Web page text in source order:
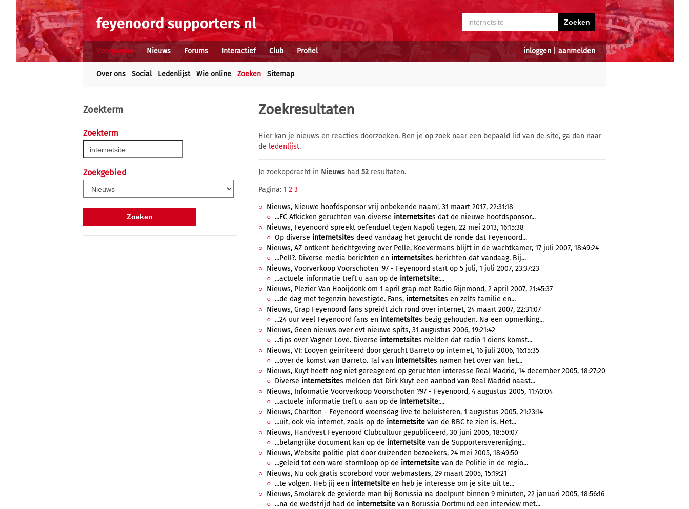
inloggen aanmelden
Voorpagina Nieuws Forums Interactief Club Profiel
Over ons Social Ledenlijst Wie online Zoeken Sitemap
Zoekterm
Zoekterm
Zoekgebied
Zoekresultaten
Hier kan je nieuws en reacties doorzoeken. Ben je op zoek naar een bepaald lid van de site, ga dan naar
de ledenlijst.
Je zoekopdracht in Nieuws had 52 resultaten.
Pagina: 1 2 3
Nieuws, Nieuwe hoofdsponsor vrij onbekende naam', 31 maart 2017, 22:31:18
...FC Afkicken geruchten van diverse internetsites dat de nieuwe hoofdsponsor...
Nieuws, Feyenoord spreekt oefenduel tegen Napoli tegen, 22 mei 2013, 16:15:38
Op diverse internetsites deed vandaag het gerucht de ronde dat Feyenoord...
Nieuws, AZ ontkent berichtgeving over Pelle, Koevermans blijft in de wachtkamer, 17 juli 2007, 18:49:24
...Pell?. Diverse media berichten en internetsites berichten dat vandaag. Bij...
Nieuws, Voorverkoop Voorschoten '97 - Feyenoord start op 5 juli, 1 juli 2007, 23:37:23
...actuele informatie treft u aan op de internetsite:...
Nieuws, Plezier Van Hooijdonk om 1 april grap met Radio Rijnmond, 2 april 2007, 21:45:37
...de dag met tegenzin bevestigde. Fans, internetsites en zelfs familie en...
Nieuws, Grap Feyenoord fans spreidt zich rond over internet, 24 maart 2007, 22:31:07
...24 uur veel Feyenoord fans en internetsites bezig gehouden. Na een opmerking...
Nieuws, Geen nieuws over evt nieuwe spits, 31 augustus 2006, 19:21:42
...tips over Vagner Love. Diverse internetsites melden dat radio 1 diens komst...
Nieuws, VI: Looyen geirriteerd door gerucht Barreto op internet, 16 juli 2006, 16:15:35
...over de komst van Barreto. Tal van internetsites namen het over van het...
Nieuws, Kuyt heeft nog niet gereageerd op geruchten interesse Real Madrid, 14 december 2005, 18:27:20
Diverse internetsites melden dat Dirk Kuyt een aanbod van Real Madrid naast...
Nieuws, Informatie Voorverkoop Voorschoten ?97 - Feyenoord, 4 augustus 2005, 11:40:04
...actuele informatie treft u aan op de internetsite:...
Nieuws, Charlton - Feyenoord woensdag live te beluisteren, 1 augustus 2005, 21:23:14
...uit, ook via internet, zoals op de internetsite van de BBC te zien is. Het...
Nieuws, Handvest Feyenoord Clubcultuur gepubliceerd, 30 juni 2005, 18:50:07
...belangrijke document kan op de internetsite van de Supportersvereniging...
Nieuws, Website politie plat door duizenden bezoekers, 24 mei 2005, 18:49:50
...geleid tot een ware stormloop op de internetsite van de Politie in de regio...
Nieuws, Nu ook gratis scorebord voor webmasters, 29 maart 2005, 15:19:21
...te volgen. Heb jij een internetsite en heb je interesse om je site uit te...
Nieuws, Smolarek de gevierde man bij Borussia na doelpunt binnen 9 minuten, 22 januari 2005, 18:56:16
...na de wedstrijd had de internetsite van Borussia Dortmund een interview met...